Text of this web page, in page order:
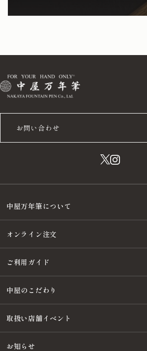
お問い合わせ
中屋万年筆について
オンライン注文
ご利用ガイド
中屋のこだわり
取扱い店舗イベント
お知らせ